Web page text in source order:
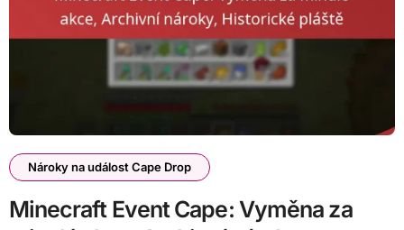
Nároky na událost Cape Drop
Minecraft Event Cape: Vyměna za